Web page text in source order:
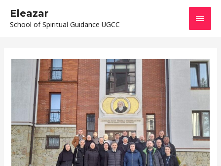
вмісту
Eleazar
School of Spiritual Guidance UGCC
Черговий
модуль
«Єлеазар»